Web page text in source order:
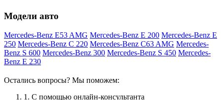
Модели авто
Mercedes-Benz E53 AMG Mercedes-Benz E 200 Mercedes-Benz E
250 Mercedes-Benz C 220 Mercedes-Benz C63 AMG Mercedes-
Benz S 600 Mercedes-Benz 300 Mercedes-Benz S 450 Mercedes-
Benz E 230
Остались вопросы? Мы поможем:
1. С помощью онлайн-консультанта